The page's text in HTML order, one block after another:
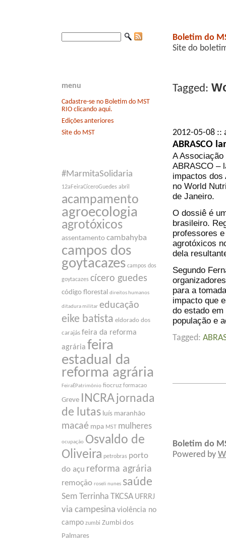
menu
Cadastre-se no Boletim do MST
RIO clicando aqui.
Edições anteriores
Site do MST
#MarmitaSolidaria
12aFeiraCíceroGuedes abril
acampamento
agroecologia
agrotóxicos
assentamento cambahyba
campos dos
goytacazes campos dos
goytacazes cícero guedes
código florestal direitos humanos
ditadura militar educação
eike batista eldorado dos
carajás feira da reforma
agrária feira
estadual da
reforma agrária
FeiraÉPatrimônio fiocruz formacao
Greve INCRA jornada
de lutas luís maranhão
macaé mpa MST mulheres
ocupação Osvaldo de
Oliveira petrobras porto
do açu reforma agrária
remoção roseli nunes saúde
Sem Terrinha TKCSA UFRRJ
via campesina violência no
campo zumbi Zumbi dos
Palmares
Boletim do
Site do
Tagged:
2012-05-08
ABRASCO
A
ABRASCO –
impactos dos
no World
de Janeiro.
O dossiê é
brasileiro.
professores
agrotóxicos
dela
Segundo
para a
impacto que
do estado
população e
Tagged:
Boletim do
Powered by